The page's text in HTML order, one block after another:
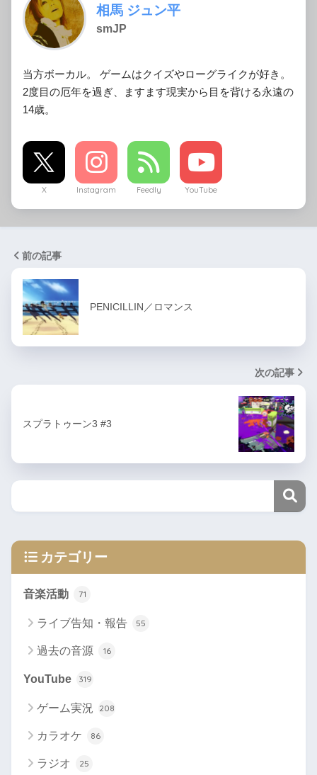
相馬 ジュン平
smJP
当方ボーカル。 ゲームはクイズやローグライクが好き。
2度目の厄年を過ぎ、ますます現実から目を背ける永遠の
14歳。
X Instagram Feedly YouTube
前の記事
PENICILLIN／ロマンス
次の記事
スプラトゥーン3 #3
カテゴリー
音楽活動 71
ライブ告知・報告 55
過去の音源 16
YouTube 319
ゲーム実況 208
カラオケ 86
ラジオ 25